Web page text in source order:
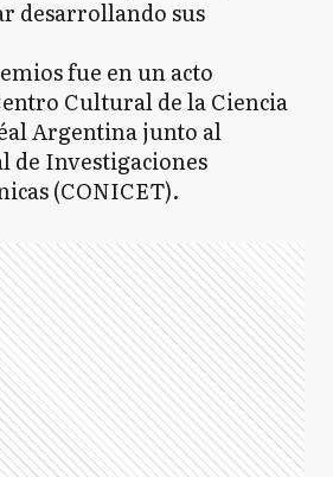
desarrollando sus
fue en un acto
Cultural de la Ciencia
Argentina junto al
de Investigaciones
(CONICET).